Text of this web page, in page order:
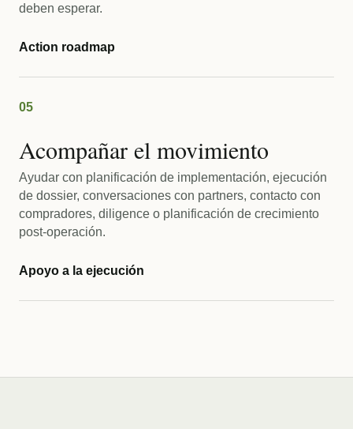
deben esperar.
Action roadmap
05
Acompañar el movimiento
Ayudar con planificación de implementación, ejecución
de dossier, conversaciones con partners, contacto con
compradores, diligence o planificación de crecimiento
post-operación.
Apoyo a la ejecución